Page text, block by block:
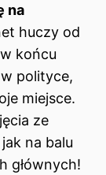
na
huczy od
końcu
w polityce,
miejsce.
ze
na balu
głównych!